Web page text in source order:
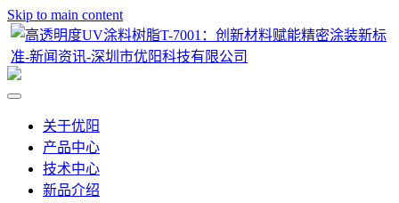
Skip to main content
关于优阳
产品中心
技术中心
新品介绍